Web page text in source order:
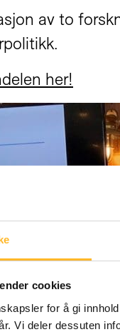
cookies
for å gi
Vi deler dessuten
av to
her!